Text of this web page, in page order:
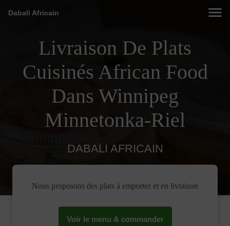
Dabali Africain
Livraison De Plats
Cuisinés African Food
Dans Winnipeg
Minnetonka-Riel
DABALI AFRICAIN
Nous proposons des plats à emporter et en livraison
Voir le menu & commander